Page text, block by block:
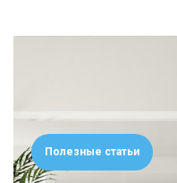
Полезные статьи